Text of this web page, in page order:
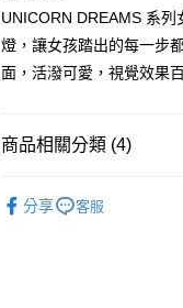
流程，驗證手機門號後，選
完成交易。
3.實際核准額度、可分期數
4.訂單成立30分鐘內，如未
消。如遇「轉專審核」未通
1.分期款項不併入電信帳單
帳／街口支付／iPASS
宅配
UNICORN DREAMS 系
燈，讓女孩踏出的每一步
面，活潑可愛，視覺效果
商品相關分類 (4)
分享 客服